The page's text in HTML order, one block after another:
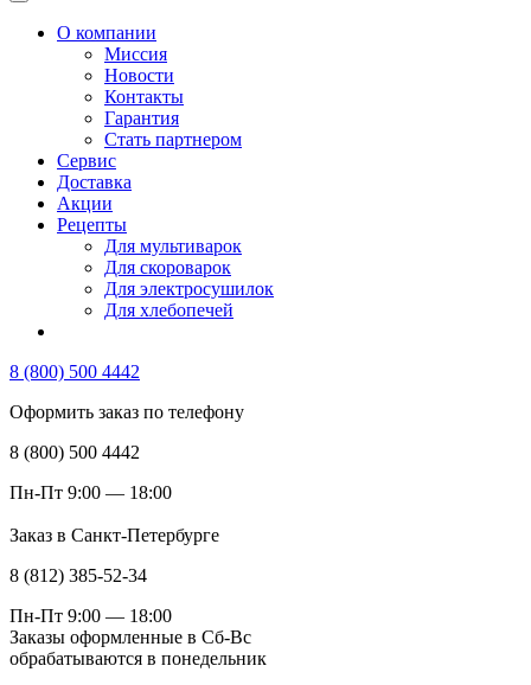
О компании
Миссия
Новости
Контакты
Гарантия
Стать партнером
Сервис
Доставка
Акции
Рецепты
Для мультиварок
Для скороварок
Для электросушилок
Для хлебопечей
8 (800) 500 4442
Оформить заказ по телефону
8 (800) 500 4442
Пн-Пт 9:00 — 18:00
Заказ в Санкт-Петербурге
8 (812) 385-52-34
Пн-Пт 9:00 — 18:00
Заказы оформленные в Сб-Вс
обрабатываются в понедельник